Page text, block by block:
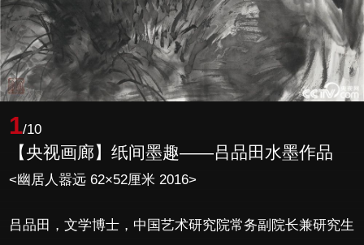
1/10
【央视画廊】纸间墨趣——吕品田水墨作品
<幽居人嚣远 62×52厘米 2016>
吕品田，文学博士，中国艺术研究院常务副院长兼研究生